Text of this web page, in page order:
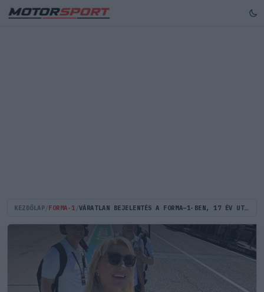
KEZDŐLAP FORMA-1 VÁRATLAN BEJELENTÉS A FORMA–1-BEN, 17 ÉV UTÁN AZONNALI HATÁLLYAL TÁVOZIK A NÉPSZERŰ RIPORTERNŐ